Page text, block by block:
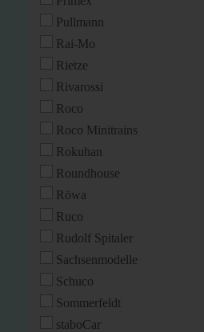
Pullmann
Rai-Mo
Rietze
Rivarossi
Roco
Roco Minitrains
Rokuhan
Roundhouse
Röwa
Ruco
Rudolf Spitaler
Sachsenmodelle
Schuco
Sommerfeldt
staboCar